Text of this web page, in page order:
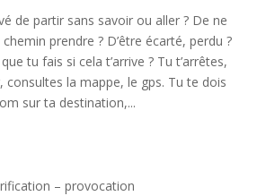
de partir sans savoir ou aller ? De ne
prendre ? D’être écarté, perdu ?
tu fais si cela t’arrive ? Tu t’arrêtes,
consultes la mappe, le gps. Tu te dois
sur ta destination,...
– provocation